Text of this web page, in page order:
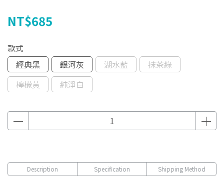
NT$685
款式
經典黑
銀河灰 湖水藍
抹茶綠
檸檬黃
純淨白
Description Specification Shipping Method